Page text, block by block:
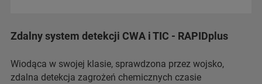
Zdalny system detekcji CWA i TIC - RAPIDplus
Wiodąca w swojej klasie, sprawdzona przez wojsko,
zdalna detekcja zagrożeń chemicznych czasie